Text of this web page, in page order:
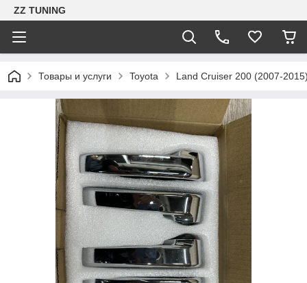
ZZ TUNING
Товары и услуги Toyota Land Cruiser 200 (2007-